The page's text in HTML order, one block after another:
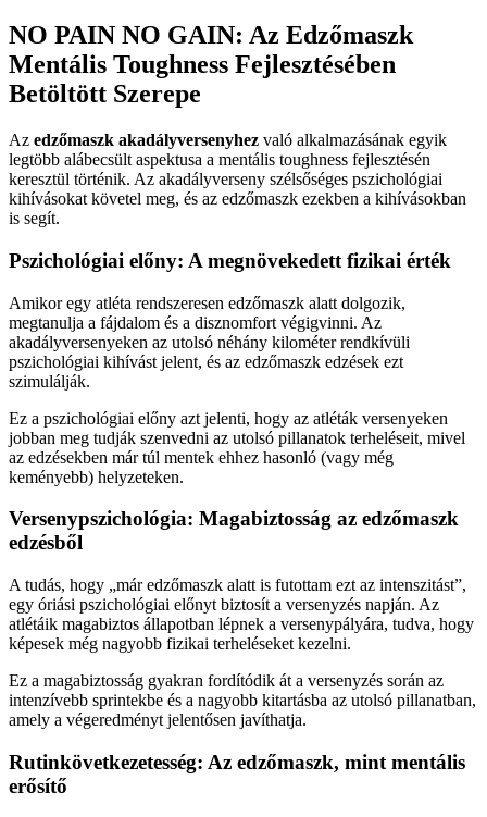
NO PAIN NO GAIN: Az Edzőmaszk
Mentális Toughness Fejlesztésében
Betöltött Szerepe
Az edzőmaszk akadályversenyhez való alkalmazásának egyik
legtöbb alábecsült aspektusa a mentális toughness fejlesztésén
keresztül történik. Az akadályverseny szélsőséges pszichológiai
kihívásokat követel meg, és az edzőmaszk ezekben a kihívásokban
is segít.
Pszichológiai előny: A megnövekedett fizikai érték
Amikor egy atléta rendszeresen edzőmaszk alatt dolgozik,
megtanulja a fájdalom és a disznomfort végigvinni. Az
akadályversenyeken az utolsó néhány kilométer rendkívüli
pszichológiai kihívást jelent, és az edzőmaszk edzések ezt
szimulálják.
Ez a pszichológiai előny azt jelenti, hogy az atléták versenyeken
jobban meg tudják szenvedni az utolsó pillanatok terheléseit, mivel
az edzésekben már túl mentek ehhez hasonló (vagy még
keményebb) helyzeteken.
Versenypszichológia: Magabiztosság az edzőmaszk
edzésből
A tudás, hogy „már edzőmaszk alatt is futottam ezt az intenszitást”,
egy óriási pszichológiai előnyt biztosít a versenyzés napján. Az
atlétáik magabiztos állapotban lépnek a versenypályára, tudva, hogy
képesek még nagyobb fizikai terheléseket kezelni.
Ez a magabiztosság gyakran fordítódik át a versenyzés során az
intenzívebb sprintekbe és a nagyobb kitartásba az utolsó pillanatban,
amely a végeredményt jelentősen javíthatja.
Rutinkövetkezetesség: Az edzőmaszk, mint mentális
erősítő